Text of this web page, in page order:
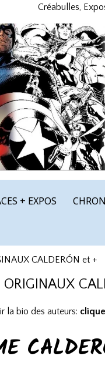
Créabulles,
+ EXPOS
CALDERÓN et +
la bio des auteurs: